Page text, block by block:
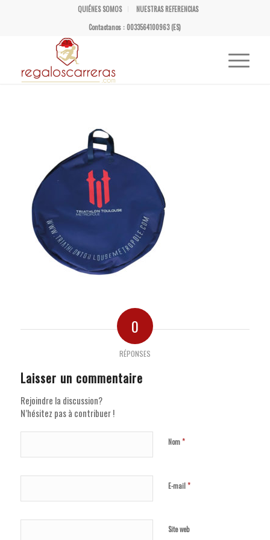
QUIÉNES SOMOS
NUESTRAS REFERENCIAS
Contactanos : 0033564100963 (ES)
0
RÉPONSES
Laisser un commentaire
Rejoindre la discussion?
N’hésitez pas à contribuer !
Nom*
E-mail*
Site web